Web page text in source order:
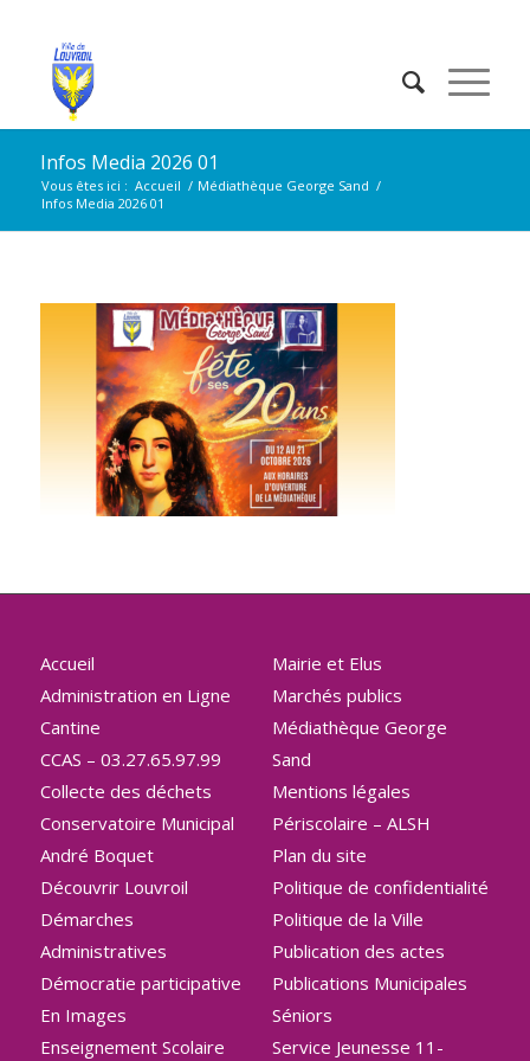
Infos Media 2026 01
Vous êtes ici : Accueil / Médiathèque George Sand /
Infos Media 2026 01
Accueil
Administration en Ligne
Cantine
CCAS – 03.27.65.97.99
Collecte des déchets
Conservatoire Municipal
André Boquet
Découvrir Louvroil
Démarches
Administratives
Démocratie participative
En Images
Enseignement Scolaire
Mairie et Elus
Marchés publics
Médiathèque George
Sand
Mentions légales
Périscolaire – ALSH
Plan du site
Politique de confidentialité
Politique de la Ville
Publication des actes
Publications Municipales
Séniors
Service Jeunesse 11-